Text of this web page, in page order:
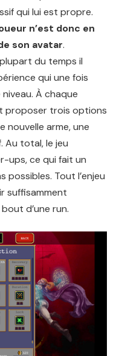
qui lui est propre.
n’est donc en
son avatar.
du temps il
qui une fois
À chaque
proposer trois options
nouvelle arme, une
Au total, le jeu
ups, ce qui fait un
possibles. Tout l’enjeu
suffisamment
d’une run.